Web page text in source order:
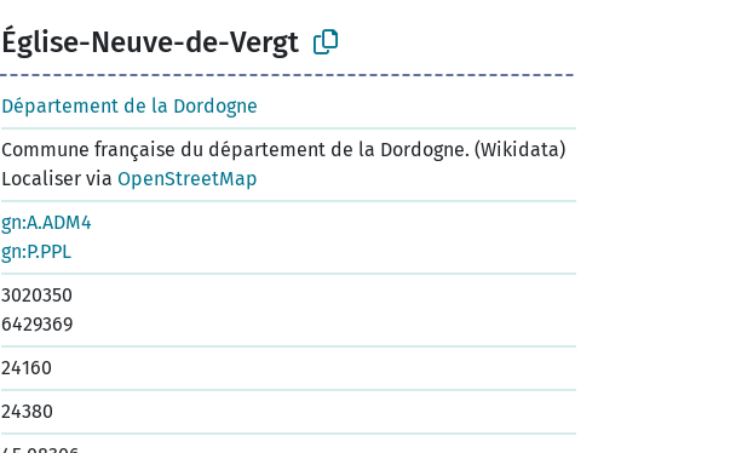
Église-Neuve-de-Vergt
Département de la Dordogne
Commune française du département de la Dordogne. (Wikidata)
Localiser via OpenStreetMap
gn:A.ADM4
gn:P.PPL
3020350
6429369
24160
24380